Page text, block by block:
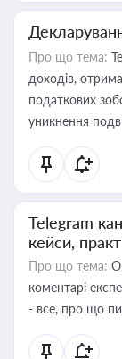
Про що тема:
доходів,
податкових
уникнення
Telegram
кейси,
Про що тема:
коментарі
- все, про що